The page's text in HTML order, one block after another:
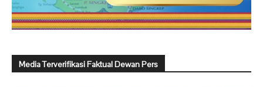
Media Terverifikasi Faktual Dewan Pers